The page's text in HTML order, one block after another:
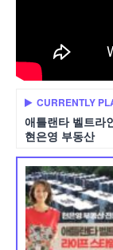
CURRENTLY
애틀랜타 벨트라
현은영 부동산